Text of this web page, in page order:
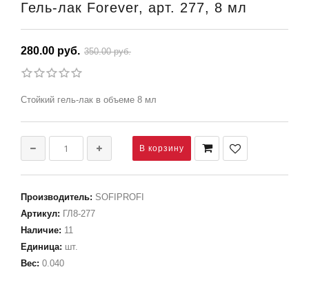
Гель-лак Forever, арт. 277, 8 мл
280.00 руб. 350.00 руб.
Стойкий гель-лак в объеме 8 мл
Производитель: SOFIPROFI
Артикул: ГЛ8-277
Наличие: 11
Единица: шт.
Вес: 0.040